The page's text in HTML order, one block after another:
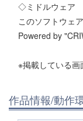
◇ミドルウェア
このソフトウェ
Powered by
※掲載している画
作品情報/動作